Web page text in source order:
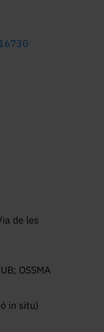
de les
OSSMA
in situ)